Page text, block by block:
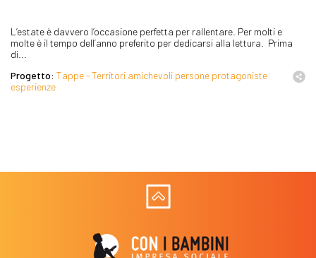
L’estate è davvero l’occasione perfetta per rallentare. Per molti e
molte è il tempo dell’anno preferito per dedicarsi alla lettura. Prima
di...
Progetto: Tappe - Territori amichevoli persone protagoniste
esperienze